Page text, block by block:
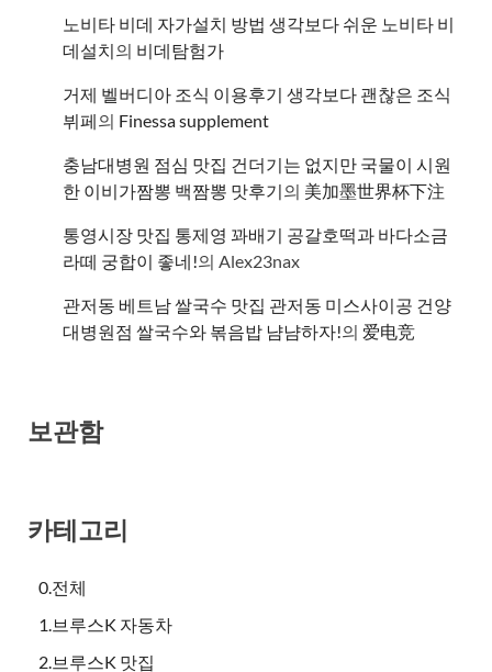
노비타 비데 자가설치 방법 생각보다 쉬운 노비타 비
데설치의 비데탐험가
거제 벨버디아 조식 이용후기 생각보다 괜찮은 조식
뷔페의 ​Finessa supplement
충남대병원 점심 맛집 건더기는 없지만 국물이 시원
한 이비가짬뽕 백짬뽕 맛후기의 美加墨世界杯下注
통영시장 맛집 통제영 꽈배기 공갈호떡과 바다소금
라떼 궁합이 좋네!의 Alex23nax
관저동 베트남 쌀국수 맛집 관저동 미스사이공 건양
대병원점 쌀국수와 볶음밥 냠냠하자!의 爱电竞
보관함
카테고리
0.전체
1.브루스K 자동차
2.브루스K 맛집